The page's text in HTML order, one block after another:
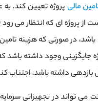
مالی پروژه تعیین کند. به
جایگزینی وجود داشته باشد
تواند در تجهیزاتی